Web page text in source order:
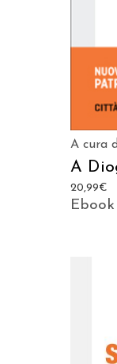
A cura
A
20,99€
Ebook